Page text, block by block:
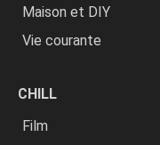
Maison et DIY
Vie courante
CHILL
Film